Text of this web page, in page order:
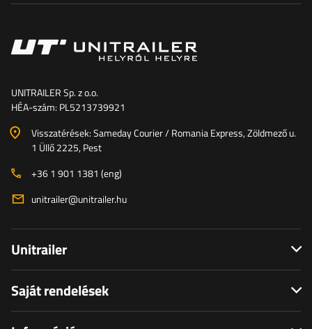
UNITRAILER Sp. z o.o.
HÉA-szám: PL5213739921
Visszatérések: Sameday Courier / Romania Express, Zöldmező u.
1 Üllő 2225, Pest
+36 1 901 1381 (eng)
unitrailer@unitrailer.hu
Unitrailer
Saját rendelések